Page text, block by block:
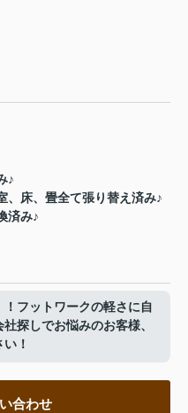
♪
、床、畳全て張り替え済み♪
済み♪
フットワークの軽さに自
探しでお悩みのお客様、
！
合わせ